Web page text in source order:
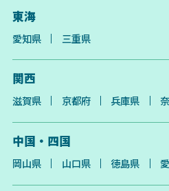
東海
愛知県 三重県
関西
滋賀県 京都府 兵庫県
中国・四国
岡山県 山口県 徳島県